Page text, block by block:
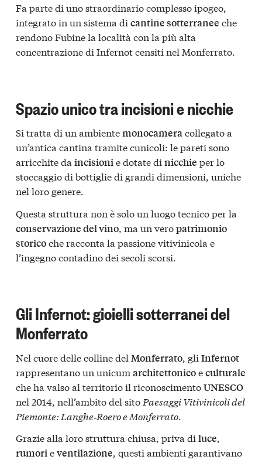
Fa parte di uno straordinario complesso ipogeo,
integrato in un sistema di cantine sotterranee che
rendono Fubine la località con la più alta
concentrazione di Infernot censiti nel Monferrato.
Spazio unico tra incisioni e nicchie
Si tratta di un ambientemonocameracollegato a
un’antica cantina tramite cunicoli: le pareti sono
arricchite da incisionie dotate di nicchie per lo
stoccaggio di bottiglie di grandi dimensioni, uniche
nel loro genere.
Questa struttura non è solo un luogo tecnico per la
conservazione del vino, ma un veropatrimonio
storicoche racconta la passione vitivinicola e
l’ingegno contadino dei secoli scorsi.
Gli Infernot: gioielli sotterranei del
Monferrato
Nel cuore delle colline del Monferrato , gli Infernot
rappresentano un unicum architettonicoeculturale
che ha valso al territorio il riconoscimentoUNESCO
nel 2014, nell’ambito del sito Paesaggi Vitivinicoli del
Piemonte: Langhe‑Roero e Monferrato
Grazie alla loro struttura chiusa, priva di luce,
rumorieventilazione, questi ambienti garantivano